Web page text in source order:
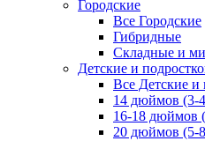
Городские
Все Городские
Гибридные
Складные и
Детские и
Все Детские и
14 дюймов (3-
16-18 дюймов
20 дюймов (5-